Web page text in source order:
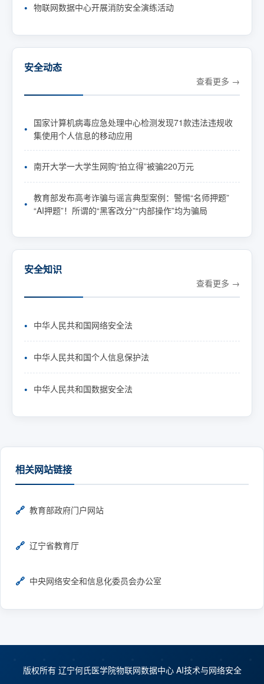
物联网数据中心开展消防安全演练活动
安全动态
查看更多
国家计算机病毒应急处理中心检测发现71款违法违规收
集使用个人信息的移动应用
南开大学一大学生网购“拍立得”被骗220万元
教育部发布高考诈骗与谣言典型案例：警惕“名师押题”
“AI押题”！所谓的“黑客改分”“内部操作”均为骗局
安全知识
查看更多
中华人民共和国网络安全法
中华人民共和国个人信息保护法
中华人民共和国数据安全法
相关网站链接
教育部政府门户网站
辽宁省教育厅
中央网络安全和信息化委员会办公室
版权所有 辽宁何氏医学院物联网数据中心 AI技术与网络安全